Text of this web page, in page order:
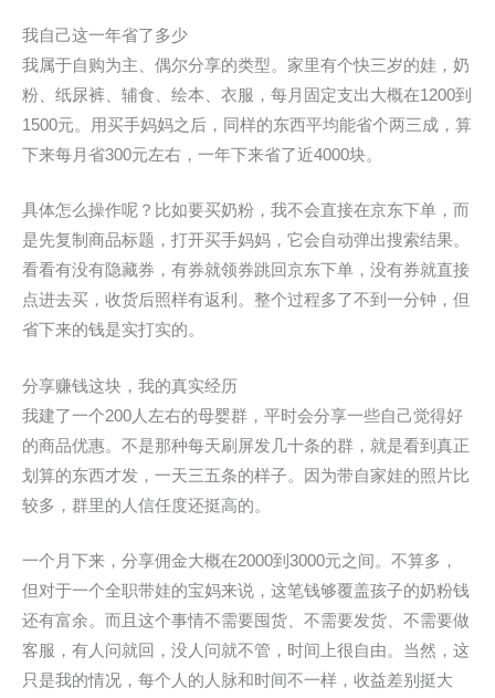
我自己这一年省了多少
我属于自购为主、偶尔分享的类型。家里有个快三岁的娃，奶
粉、纸尿裤、辅食、绘本、衣服，每月固定支出大概在1200到
1500元。用买手妈妈之后，同样的东西平均能省个两三成，算
下来每月省300元左右，一年下来省了近4000块。
具体怎么操作呢？比如要买奶粉，我不会直接在京东下单，而
是先复制商品标题，打开买手妈妈，它会自动弹出搜索结果。
看看有没有隐藏券，有券就领券跳回京东下单，没有券就直接
点进去买，收货后照样有返利。整个过程多了不到一分钟，但
省下来的钱是实打实的。
分享赚钱这块，我的真实经历
我建了一个200人左右的母婴群，平时会分享一些自己觉得好
的商品优惠。不是那种每天刷屏发几十条的群，就是看到真正
划算的东西才发，一天三五条的样子。因为带自家娃的照片比
较多，群里的人信任度还挺高的。
一个月下来，分享佣金大概在2000到3000元之间。不算多，
但对于一个全职带娃的宝妈来说，这笔钱够覆盖孩子的奶粉钱
还有富余。而且这个事情不需要囤货、不需要发货、不需要做
客服，有人问就回，没人问就不管，时间上很自由。当然，这
只是我的情况，每个人的人脉和时间不一样，收益差别挺大